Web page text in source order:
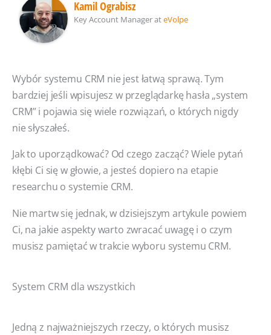
Kamil Ograbisz
Key Account ManagerateVolpe
Wybór systemu CRM nie jest łatwą sprawą. Tym
bardziej jeśli wpisujesz w przeglądarkę hasła „system
CRM” i pojawia się wiele rozwiązań, o których nigdy
nie słyszałeś.
Jak to uporządkować? Od czego zacząć? Wiele pytań
kłębi Ci się w głowie, a jesteś dopiero na etapie
researchu o systemie CRM.
Nie martw się jednak, w dzisiejszym artykule powiem
Ci, na jakie aspekty warto zwracać uwagę i o czym
musisz pamiętać w trakcie wyboru systemu CRM.
System CRM dla wszystkich
Jedną z najważniejszych rzeczy, o których musisz